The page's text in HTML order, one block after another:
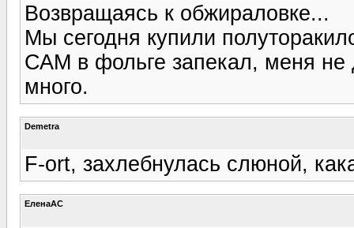
Возвращаясь к обжираловке...
Мы сегодня купили
САМ в фольге запекал, меня не
много.
Demetra
F-ort, захлебнулась слюной,
ЕленаАС